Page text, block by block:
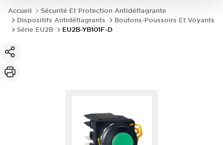
Accueil
Sécurité Et Protection Antidéflagrante
Dispositifs Antidéflagrants
Boutons-Poussoirs Et Voyants
Série EU2B
EU2B-YB101F-D